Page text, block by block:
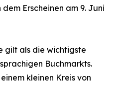
Erscheinen am 9. Juni
gilt als die wichtigste
Buchmarkts.
kleinen Kreis von